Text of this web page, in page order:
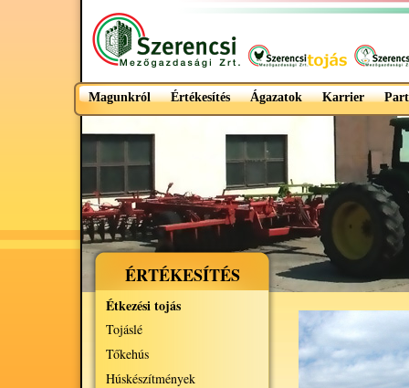
Magunkról Értékesítés Ágazatok Karrier
ÉRTÉKESÍTÉS
Étkezési tojás
Tojáslé
Tőkehús
Húskészítmények